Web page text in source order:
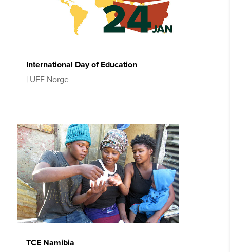
International Day of Education
| UFF Norge
TCE Namibia